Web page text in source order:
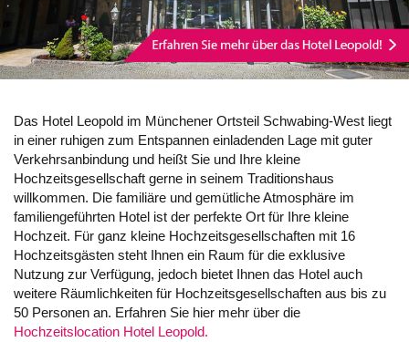
Das Hotel Leopold im Münchener Ortsteil Schwabing-West liegt
in einer ruhigen zum Entspannen einladenden Lage mit guter
Verkehrsanbindung und heißt Sie und Ihre kleine
Hochzeitsgesellschaft gerne in seinem Traditionshaus
willkommen. Die familiäre und gemütliche Atmosphäre im
familiengeführten Hotel ist der perfekte Ort für Ihre kleine
Hochzeit. Für ganz kleine Hochzeitsgesellschaften mit 16
Hochzeitsgästen steht Ihnen ein Raum für die exklusive
Nutzung zur Verfügung, jedoch bietet Ihnen das Hotel auch
weitere Räumlichkeiten für Hochzeitsgesellschaften aus bis zu
50 Personen an. Erfahren Sie hier mehr über die
Hochzeitslocation Hotel Leopold.